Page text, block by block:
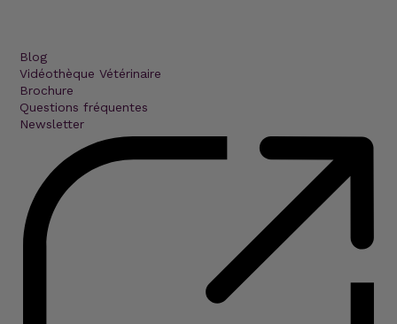
Blog
Vidéothèque Vétérinaire
Brochure
Questions fréquentes
Newsletter